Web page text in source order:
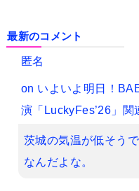
最新のコメント
匿名
on いよいよ明日！
演「LuckyFes’26」関
茨城の気温が低そう
なんだよな。